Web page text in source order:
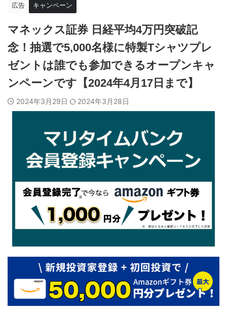
広告 キャンペーン
マネックス証券 日経平均4万円突破記
念！抽選で5,000名様に特製Tシャツプレ
ゼントは誰でも参加できるオープンキャ
ンペーンです【2024年4月17日まで】
2024年3月29日 2024年3月28日